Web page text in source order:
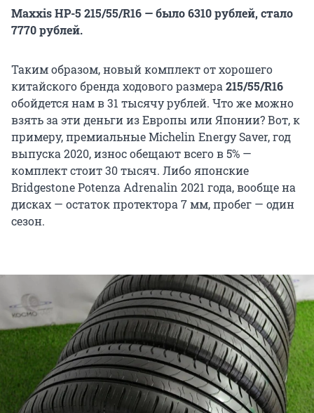
Maxxis HP-5 215/55/R16 — было 6310 рублей, стало
7770 рублей.
Таким образом, новый комплект от хорошего
китайского бренда ходового размера215/55/R16
обойдется нам в 31 тысячу рублей. Что же можно
взять за эти деньги из Европы или Японии? Вот, к
примеру, премиальные Michelin Energy Saver, год
выпуска 2020, износ обещают всего в 5% —
комплект стоит 30 тысяч. Либо японские
Bridgestone Potenza Adrenalin 2021 года, вообще на
дисках — остаток протектора 7 мм, пробег — один
сезон.